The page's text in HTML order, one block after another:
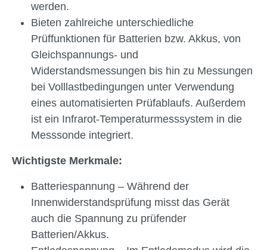
werden.
Bieten zahlreiche unterschiedliche
Prüffunktionen für Batterien bzw. Akkus, von
Gleichspannungs- und
Widerstandsmessungen bis hin zu Messungen
bei Volllastbedingungen unter Verwendung
eines automatisierten Prüfablaufs. Außerdem
ist ein Infrarot-Temperaturmesssystem in die
Messsonde integriert.
Wichtigste Merkmale:
Batteriespannung – Während der
Innenwiderstandsprüfung misst das Gerät
auch die Spannung zu prüfender
Batterien/Akkus.